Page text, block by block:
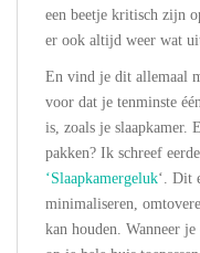
een beetje kritisch zijn
er ook altijd weer wat
En vind je dit allemaal
voor dat je tenminste
is, zoals je slaapkamer.
pakken? Ik schreef
‘Slaapkamergeluk‘. Dit
minimaliseren,
kan houden. Wanneer